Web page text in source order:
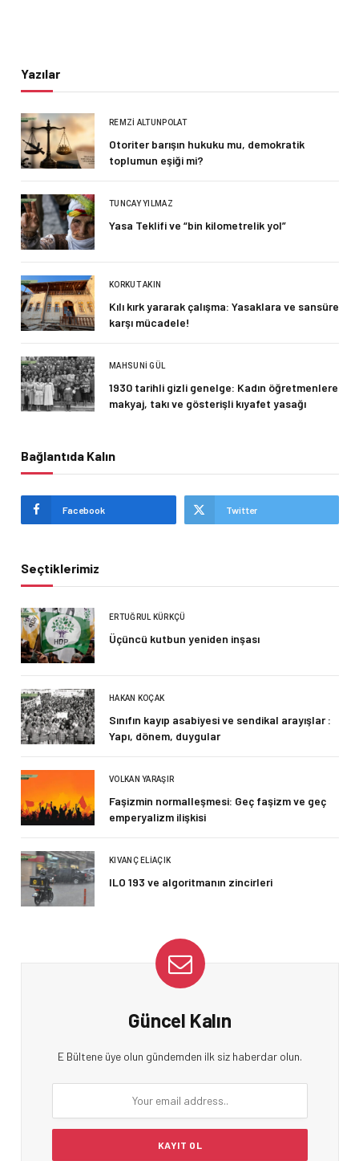
Yazılar
REMZI ALTUNPOLAT
Otoriter barışın hukuku mu, demokratik
toplumun eşiği mi?
TUNCAY YILMAZ
Yasa Teklifi ve “bin kilometrelik yol”
KORKUT AKIN
Kılı kırk yararak çalışma: Yasaklara ve sansüre
karşı mücadele!
MAHSUNI GÜL
1930 tarihli gizli genelge: Kadın öğretmenlere
makyaj, takı ve gösterişli kıyafet yasağı
Bağlantıda Kalın
Facebook Twitter
Seçtiklerimiz
ERTUĞRUL KÜRKÇÜ
Üçüncü kutbun yeniden inşası
HAKAN KOÇAK
Sınıfın kayıp asabiyesi ve sendikal arayışlar :
Yapı, dönem, duygular
VOLKAN YARAŞIR
Faşizmin normalleşmesi: Geç faşizm ve geç
emperyalizm ilişkisi
KIVANÇ ELIAÇIK
ILO 193 ve algoritmanın zincirleri
Güncel Kalın
E Bültene üye olun gündemden ilk siz haberdar olun.